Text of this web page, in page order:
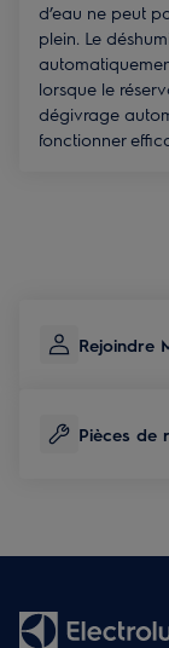
d’eau ne peut
plein. Le
lorsque le
dégivrage
fonctionner
Rejoindre
Pièces de